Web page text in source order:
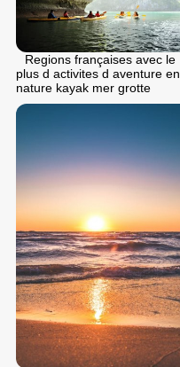
Regions françaises avec le
plus d activites d aventure en
nature kayak mer grotte